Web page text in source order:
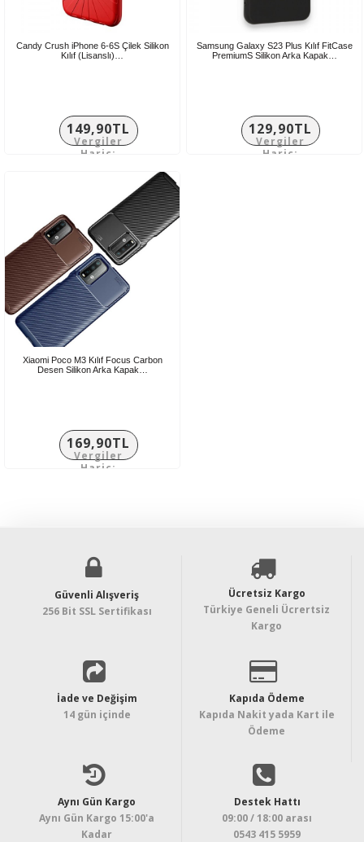
Candy Crush iPhone 6-6S Çilek Silikon
Kılıf (Lisanslı)…
149,90TL
Vergiler
Hariç:
Samsung Galaxy S23 Plus Kılıf FitCase
PremiumS Silikon Arka Kapak…
129,90TL
Vergiler
Hariç:
Xiaomi Poco M3 Kılıf Focus Carbon
Desen Silikon Arka Kapak…
169,90TL
Vergiler
Hariç:
Güvenli Alışveriş
256 Bit SSL Sertifikası
Ücretsiz Kargo
Türkiye Geneli Ücrertsiz
Kargo
İade ve Değişim
14 gün içinde
Kapıda Ödeme
Kapıda Nakit yada Kart ile
Ödeme
Aynı Gün Kargo
Aynı Gün Kargo 15:00'a
Kadar
Destek Hattı
09:00 / 18:00 arası
0543 415 5959